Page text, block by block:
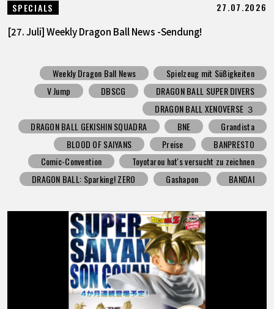
SPECIALS 27.07.2026
[27. Juli] Weekly Dragon Ball News -Sendung!
Weekly Dragon Ball News
Spielzeug mit Süßigkeiten
V Jump
DBSCG
DRAGON BALL SUPER DIVERS
DRAGON BALL XENOVERSE ３
DRAGON BALL GEKISHIN SQUADRA
BNE
Grandista
BLOOD OF SAIYANS
Preise
BANPRESTO
Comic-Convention
Toyotarou hat's versucht zu zeichnen
DRAGON BALL: Sparking! ZERO
Gashapon BANDAI